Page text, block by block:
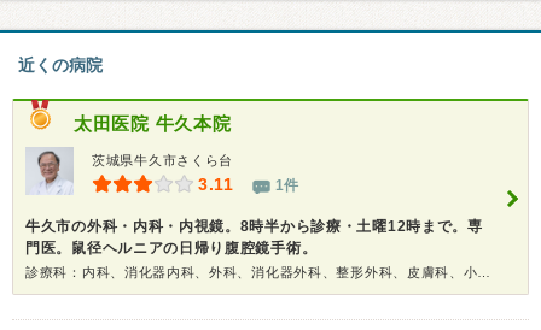
近くの病院
太田医院 牛久本院
茨城県牛久市さくら台
3.11 1件
牛久市の外科・内科・内視鏡。8時半から診療・土曜12時まで。専
門医。鼠径ヘルニアの日帰り腹腔鏡手術。